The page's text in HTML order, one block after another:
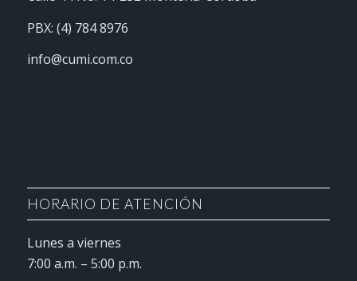
PBX: (4) 784 8976
info@cumi.com.co
HORARIO DE ATENCIÓN
Lunes a viernes
7:00 a.m. – 5:00 p.m.